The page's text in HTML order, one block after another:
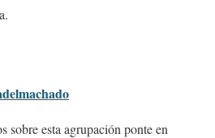
sobre esta agrupación ponte en